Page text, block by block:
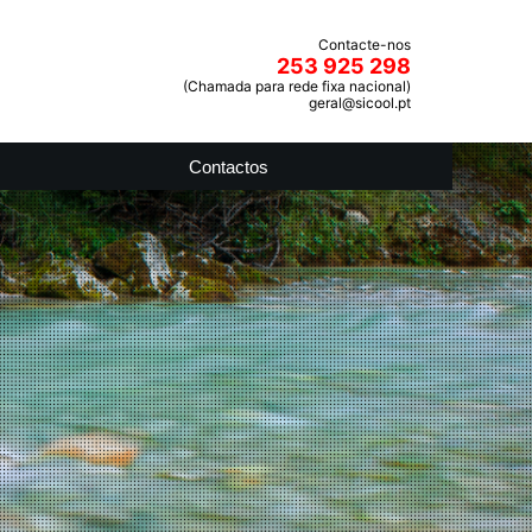
Contacte-nos
253 925 298
(Chamada para rede fixa nacional)
geral@sicool.pt
Contactos